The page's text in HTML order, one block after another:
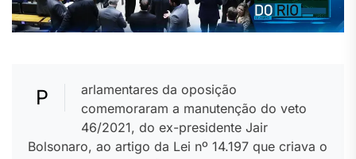
P
arlamentares da oposição
comemoraram a manutenção do veto
46/2021, do ex-presidente Jair
Bolsonaro, ao artigo da Lei nº 14.197 que criava o